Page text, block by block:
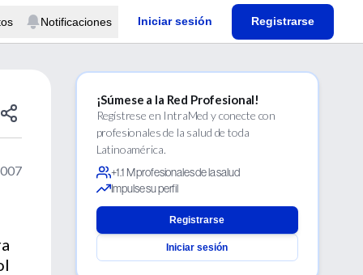
Notificaciones Iniciar sesión Registrarse
¡Súmese a la Red Profesional!
Regístrese en IntraMed y conecte con
profesionales de la salud de toda
Latinoamérica.
+1.1 M profesionales de la salud
Impulse su perfil
Registrarse
Iniciar sesión